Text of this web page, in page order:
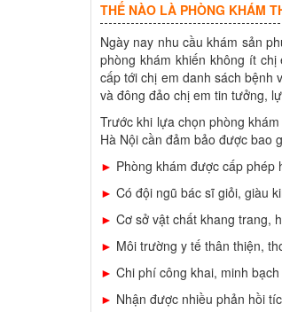
THẾ NÀO LÀ PHÒNG KHÁM
Ngày nay nhu cầu khám sản
phòng khám khiến không ít
cấp tới chị em danh sách bệnh
và đông đảo chị em tin tưởng,
Trước khi lựa chọn phòng
Hà Nội cần đảm bảo được bao
► Phòng khám được cấp phép
► Có đội ngũ bác sĩ giỏi, giàu
► Cơ sở vật chất khang trang,
► Môi trường y tế thân thiện,
► Chi phí công khai, minh bạch
► Nhận được nhiều phản hồi